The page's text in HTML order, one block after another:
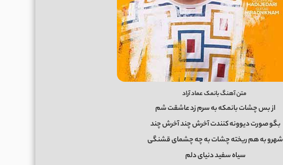
متن آهنگ بانمک عماد آراد
از بس چشات بانمکه به سرم زد عاشقت شم
بگو صورت دیوونه کنندت آخرش چند آخرش چند
شهرو به هم ریخته چشات به چه چشمای قشنگی
سیاه سفید دنیای دلم